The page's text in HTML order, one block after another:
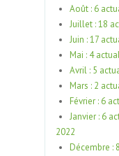
Août : 6
Juillet : 18
Juin : 17
Mai : 4
Avril : 5
Mars : 2
Février : 6
Janvier : 6
2022
Décembre :